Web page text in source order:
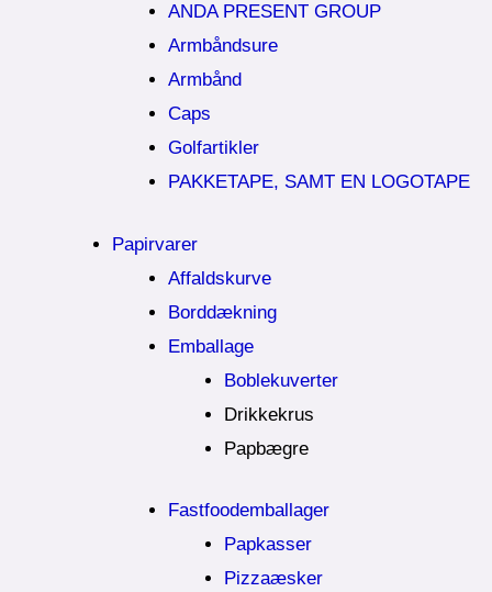
ANDA PRESENT GROUP
Armbåndsure
Armbånd
Caps
Golfartikler
PAKKETAPE, SAMT EN LOGOTAPE
Papirvarer
Affaldskurve
Borddækning
Emballage
Boblekuverter
Drikkekrus
Papbægre
Fastfoodemballager
Papkasser
Pizzaæsker